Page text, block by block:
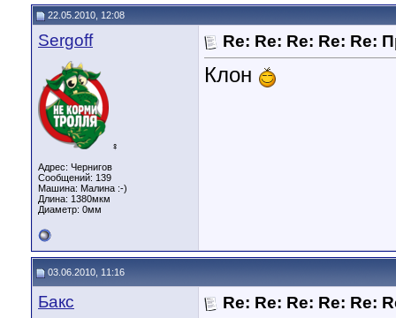
22.05.2010, 12:08
Sergoff
♀
Адрес: Чернигов
Сообщений: 139
Машина: Малина :-)
Длина: 1380мкм
Диаметр: 0мм
Re: Re: Re: Re: Re:
Клон
03.06.2010, 11:16
Бакс Re: Re: Re: Re: Re: